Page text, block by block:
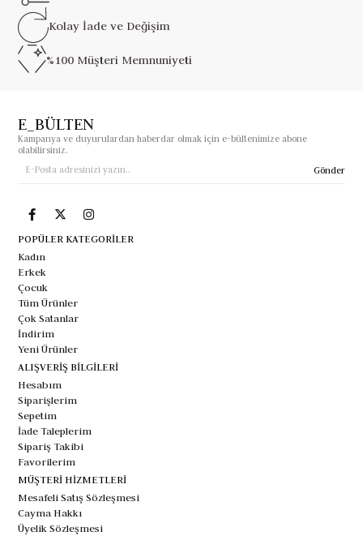
Kolay İade ve Değişim
%100 Müşteri Memnuniyeti
E_BÜLTEN
Kampanya ve duyurulardan haberdar olmak için e-bültenimize abone
olabilirsiniz.
Gönder
POPÜLER KATEGORİLER
Kadın
Erkek
Çocuk
Tüm Ürünler
Çok Satanlar
İndirim
Yeni Ürünler
ALIŞVERİŞ BİLGİLERİ
Hesabım
Siparişlerim
Sepetim
İade Taleplerim
Sipariş Takibi
Favorilerim
MÜŞTERİ HİZMETLERİ
Mesafeli Satış Sözleşmesi
Cayma Hakkı
Üyelik Sözleşmesi